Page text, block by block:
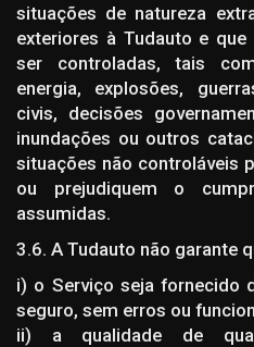
situações de natureza
exteriores à Tudauto e
ser controladas, tais
energia, explosões,
civis, decisões
inundações ou outros
situações não controláveis
ou prejudiquem o
assumidas.
3.6. A Tudauto não garante
i) o Serviço seja fornecido
seguro, sem erros ou
ii) a qualidade de